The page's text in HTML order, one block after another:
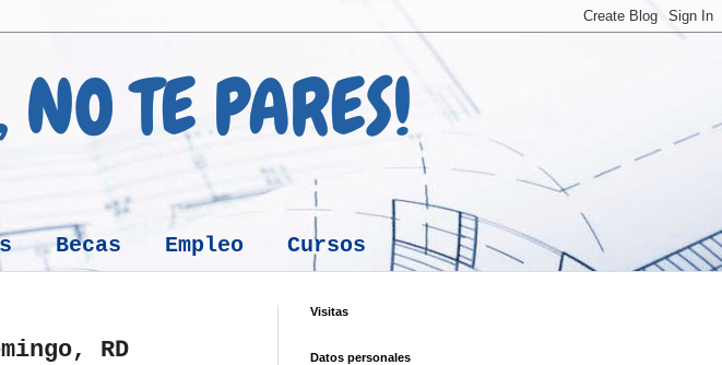
TE PARES!
Becas Empleo Cursos
RD
Visitas
Datos personales